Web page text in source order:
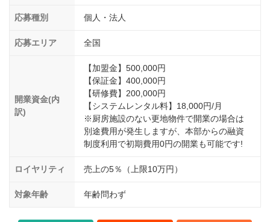
応募種別 個人・法人
応募エリア 全国
開業資金(内
訳)
【加盟金】500,000円
【保証金】400,000円
【研修費】200,000円
【システムレンタル料】18,000円/月
※厨房施設のない更地物件で開業の場合は
別途費用が発生しますが、本部からの融資
制度利用で初期費用0円の開業も可能です!
ロイヤリティ 売上の5％（上限10万円）
対象年齢 年齢問わず